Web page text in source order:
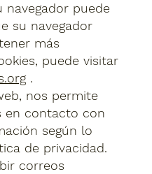
navegador puede
su navegador
más
puede visitar
.
nos permite
en contacto con
según lo
de privacidad.
correos